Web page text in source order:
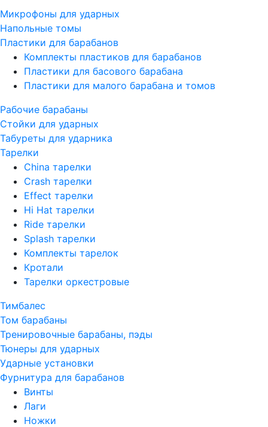
Микрофоны для ударных
Напольные томы
Пластики для барабанов
Комплекты пластиков для барабанов
Пластики для басового барабана
Пластики для малого барабана и томов
Рабочие барабаны
Стойки для ударных
Табуреты для ударника
Тарелки
China тарелки
Crash тарелки
Effect тарелки
Hi Hat тарелки
Ride тарелки
Splash тарелки
Комплекты тарелок
Кротали
Тарелки оркестровые
Тимбалес
Том барабаны
Тренировочные барабаны, пэды
Тюнеры для ударных
Ударные установки
Фурнитура для барабанов
Винты
Лаги
Ножки